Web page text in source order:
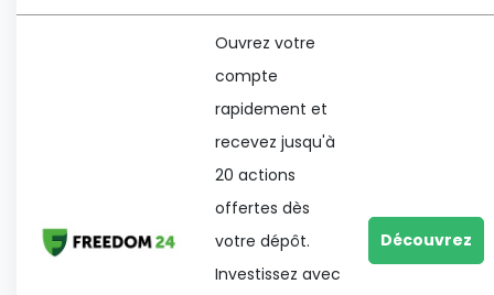
Ouvrez votre
compte
rapidement et
recevez jusqu'à
20 actions
offertes dès
votre dépôt.
Investissez avec
Découvrez